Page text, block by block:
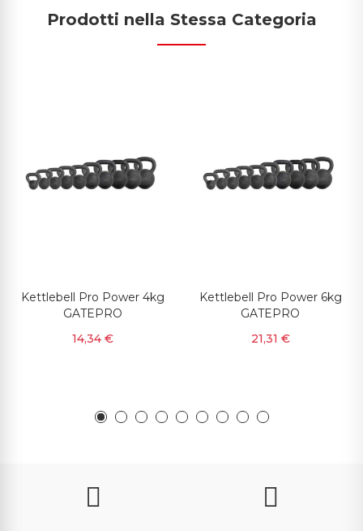
Prodotti nella Stessa Categoria
Kettlebell Pro Power 4kg
GATEPRO
14,34 €
Kettlebell Pro Power 6kg
GATEPRO
21,31 €